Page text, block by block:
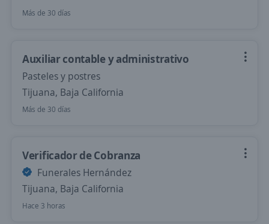
Más de 30 días
Auxiliar contable y administrativo
Pasteles y postres
Tijuana, Baja California
Más de 30 días
Verificador de Cobranza
Funerales Hernández
Tijuana, Baja California
Hace 3 horas